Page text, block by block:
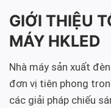
GIỚI THIỆU
MÁY HKLED
Nhà máy sản xuất
đơn vị tiên phong
các giải pháp chiếu